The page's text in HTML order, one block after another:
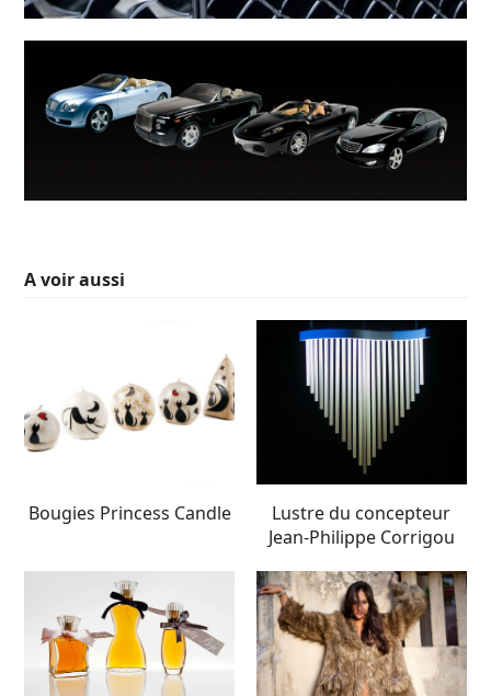
A voir aussi
Bougies Princess Candle
Lustre du concepteur
Jean-Philippe Corrigou